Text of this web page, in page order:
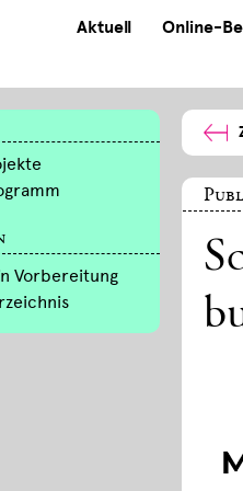
Aktuell Online-
Vorbereitung